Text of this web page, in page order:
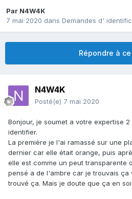
Par N4W4K
7 mai 2020 dans Demandes d'
Répondre à
N4W4K
Posté(e) 7 mai 2020
Bonjour, je soumet a votre expertise
identifier.
La première je l'ai ramassé sur une
dernier car elle était orange, puis
elle est comme un peut transparente
pensé a de l'ambre car je trouvais ça
trouvé ça. Mais je doute que ça en